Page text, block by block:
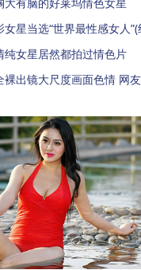
星当选“世界最性感女人”(
纯女星居然都拍过情色片
出镜大尺度画面色情 网友